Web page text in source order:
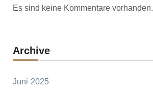
Es sind keine Kommentare vorhanden.
Archive
Juni 2025